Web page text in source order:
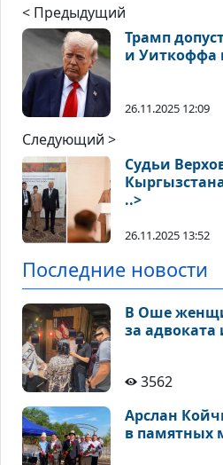
< Предыдущий
Трамп
и Уиткоффа
26.11.2025 12:09
Следующий >
Судьи
..>
26.11.2025 13:52
Последние новости
В Оше
за адвоката
3562
Арслан
в памятных